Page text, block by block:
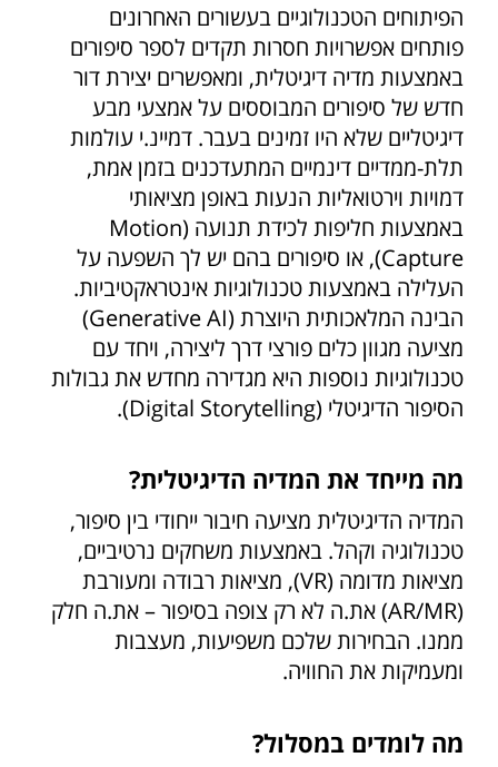
הפיתוחים הטכנולוגיים בעשורים האחרונים
פותחים אפשרויות חסרות תקדים לספר סיפורים
באמצעות מדיה דיגיטלית, ומאפשרים יצירת דור
חדש של סיפורים המבוססים על אמצעי מבע
דיגיטליים שלא היו זמינים בעבר. דמיינ.י עולמות
תלת-ממדיים דינמיים המתעדכנים בזמן אמת,
דמויות וירטואליות הנעות באופן מציאותי
באמצעות חליפות לכידת תנועה (Motion
Capture), או סיפורים בהם יש לך השפעה על
העלילה באמצעות טכנולוגיות אינטראקטיביות.
הבינה המלאכותית היוצרת (Generative AI)
מציעה מגוון כלים פורצי דרך ליצירה, ויחד עם
טכנולוגיות נוספות היא מגדירה מחדש את גבולות
הסיפור הדיגיטלי (Digital Storytelling).
מה מייחד את המדיה הדיגיטלית?
המדיה הדיגיטלית מציעה חיבור ייחודי בין סיפור,
טכנולוגיה וקהל. באמצעות משחקים נרטיביים,
מציאות מדומה (VR), מציאות רבודה ומעורבת
(AR/MR) את.ה לא רק צופה בסיפור – את.ה חלק
ממנו. הבחירות שלכם משפיעות, מעצבות
ומעמיקות את החוויה.
מה לומדים במסלול?